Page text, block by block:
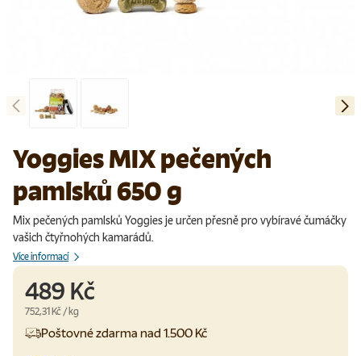
Předchozí Další
Yoggies MIX pečených
pamlsků 650 g
Mix pečených pamlsků Yoggies je určen přesně pro vybíravé čumáčky
vašich čtyřnohých kamarádů.
Více informací
489 Kč
Cena za jednotku
752,31 Kč /kg
Poštovné zdarma nad 1.500 Kč